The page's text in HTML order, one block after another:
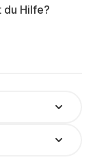
du Hilfe?